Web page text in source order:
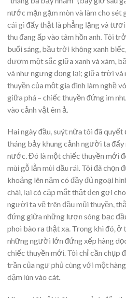
nước mặn gặm mòn và làm cho sét
cái gì đấy thật là phẳng lặng và
thu đang ấp vào tâm hồn anh. Tôi
buổi sáng, bầu trời không xanh
đượm một sắc giữa xanh và xám,
và như ngưng đọng lại; giữa trời và
thuyền của một gia đình làm nghề
giữa phá – chiếc thuyền đứng im
vào cảnh vật êm ả.
Hai ngày đầu, suýt nữa tôi đã
tháng bảy khung cảnh người ta
nước. Đó là một chiếc thuyền mới
mùi gỗ lẫn mùi dầu rái. Tôi đã chọn
khoảng lên năm có đầy đủ ngoại
chài, lại có cặp mắt thật đen gợi
người ta vẽ trên đầu mũi thuyền,
đứng giữa những lượn sóng bạc
phoi bào ra thật xa. Trong khi đó, ở
những người lớn đứng xếp hàng
chiếc thuyền mới. Tôi chỉ cần chụp
trần của ngư phủ cùng với một
dậm lún vào cát.